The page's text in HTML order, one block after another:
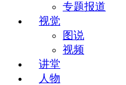
专题报道
视觉
图说
视频
讲堂
人物